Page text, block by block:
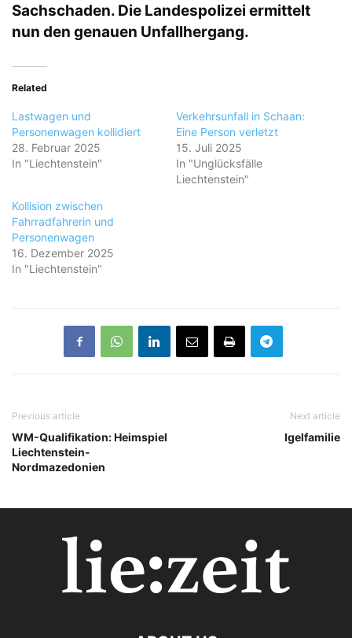
Sachschaden. Die Landespolizei ermittelt
nun den genauen Unfallhergang.
Related
Lastwagen und
Personenwagen kollidiert
28. Februar 2025
In "Liechtenstein"
Verkehrsunfall in Schaan:
Eine Person verletzt
15. Juli 2025
In "Unglücksfälle
Liechtenstein"
Kollision zwischen
Fahrradfahrerin und
Personenwagen
16. Dezember 2025
In "Liechtenstein"
Previous article
WM-Qualifikation: Heimspiel
Liechtenstein-
Nordmazedonien
Next article
Igelfamilie